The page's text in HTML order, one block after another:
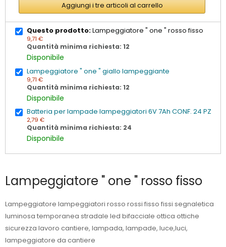
Aggiungi i tre articoli al carrello
Questo prodotto:Lampeggiatore " one " rosso fisso
9,71 €
Quantità minima richiesta: 12
Disponibile
Lampeggiatore " one " giallo lampeggiante
9,71 €
Quantità minima richiesta: 12
Disponibile
Batteria per lampade lampeggiatori 6V 7Ah CONF. 24 PZ
2,79 €
Quantità minima richiesta: 24
Disponibile
Lampeggiatore " one " rosso fisso
Lampeggiatore lampeggiatori rosso rossi fisso fissi segnaletica
luminosa temporanea stradale led bifacciale ottica ottiche
sicurezza lavoro cantiere, lampada, lampade, luce,luci,
lampeggiatore da cantiere